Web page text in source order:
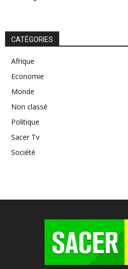
CATÉGORIES
Afrique
Economie
Monde
Non classé
Politique
Sacer Tv
Société